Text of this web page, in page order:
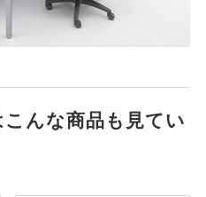
んな商品も見てい